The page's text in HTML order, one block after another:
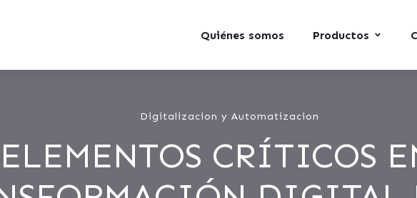
Quiénes somos Productos
Digitalizacion y Automatizacion
CRÍTICOS